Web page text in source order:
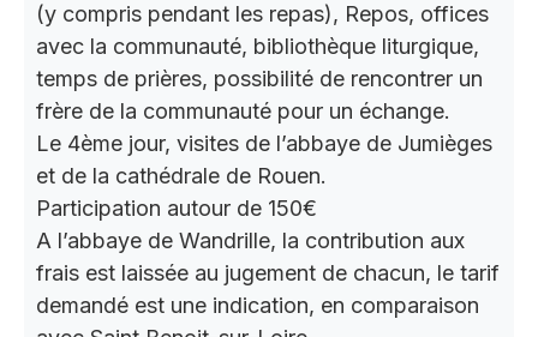
(y compris pendant les repas), Repos, offices
avec la communauté, bibliothèque liturgique,
temps de prières, possibilité de rencontrer un
frère de la communauté pour un échange.
Le 4ème jour, visites de l’abbaye de Jumièges
et de la cathédrale de Rouen.
Participation autour de 150€
A l’abbaye de Wandrille, la contribution aux
frais est laissée au jugement de chacun, le tarif
demandé est une indication, en comparaison